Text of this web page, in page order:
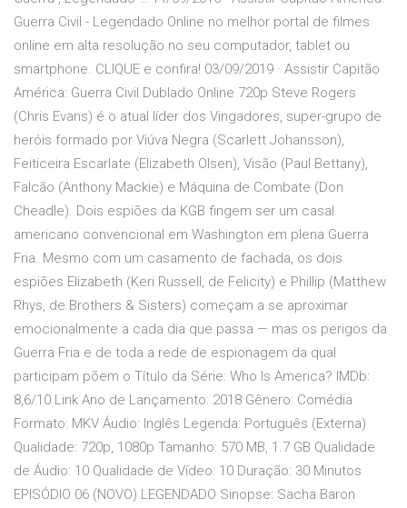
Guerra Civil - Legendado Online no melhor portal de filmes
online em alta resolução no seu computador, tablet ou
smartphone. CLIQUE e confira! 03/09/2019 · Assistir Capitão
América: Guerra Civil Dublado Online 720p Steve Rogers
(Chris Evans) é o atual líder dos Vingadores, super-grupo de
heróis formado por Viúva Negra (Scarlett Johansson),
Feiticeira Escarlate (Elizabeth Olsen), Visão (Paul Bettany),
Falcão (Anthony Mackie) e Máquina de Combate (Don
Cheadle). Dois espiões da KGB fingem ser um casal
americano convencional em Washington em plena Guerra
Fria. Mesmo com um casamento de fachada, os dois
espiões Elizabeth (Keri Russell, de Felicity) e Phillip (Matthew
Rhys, de Brothers & Sisters) começam a se aproximar
emocionalmente a cada dia que passa — mas os perigos da
Guerra Fria e de toda a rede de espionagem da qual
participam põem o Título da Série: Who Is America? IMDb:
8,6/10 Link Ano de Lançamento: 2018 Gênero: Comédia
Formato: MKV Áudio: Inglês Legenda: Português (Externa)
Qualidade: 720p, 1080p Tamanho: 570 MB, 1.7 GB Qualidade
de Áudio: 10 Qualidade de Vídeo: 10 Duração: 30 Minutos
EPISÓDIO 06 (NOVO) LEGENDADO Sinopse: Sacha Baron